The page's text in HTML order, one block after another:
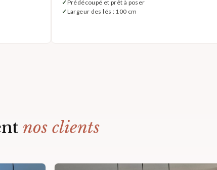
Prédécoupé et prêt à poser
Largeur des lés : 100 cm
nos clients